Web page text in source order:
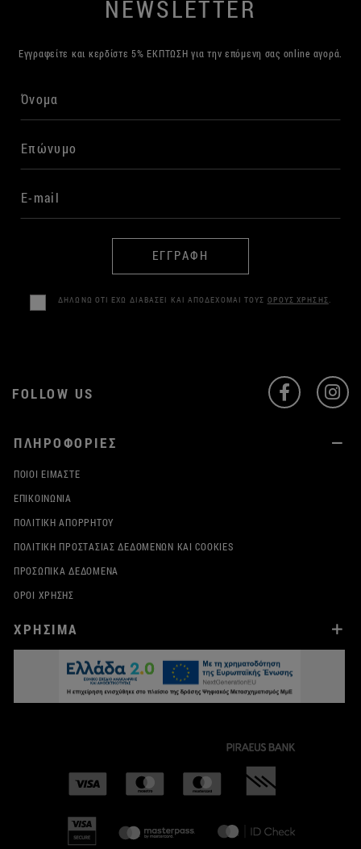
NEWSLETTER
Εγγραφείτε και κερδίστε 5% ΕΚΠΤΩΣΗ για την επόμενη σας online αγορά.
ΕΓΓΡΑΦΗ
ΔΗΛΩΝΩ ΟΤΙ ΕΧΩ ΔΙΑΒΑΣΕΙ ΚΑΙ ΑΠΟΔΕΧΟΜΑΙ ΤΟΥΣ ΟΡΟΥΣ ΧΡΗΣΗΣ.
FOLLOW US
ΠΛΗΡΟΦΟΡΙΕΣ
ΠΟΙΟΙ ΕΊΜΑΣΤΕ
ΕΠΙΚΟΙΝΩΝΊΑ
ΠΟΛΙΤΙΚΉ ΑΠΟΡΡΉΤΟΥ
ΠΟΛΙΤΙΚΉ ΠΡΟΣΤΑΣΊΑΣ ΔΕΔΟΜΈΝΩΝ ΚΑΙ COOKIES
ΠΡΟΣΩΠΙΚΆ ΔΕΔΟΜΈΝΑ
ΌΡΟΙ ΧΡΉΣΗΣ
ΧΡΗΣΙΜΑ